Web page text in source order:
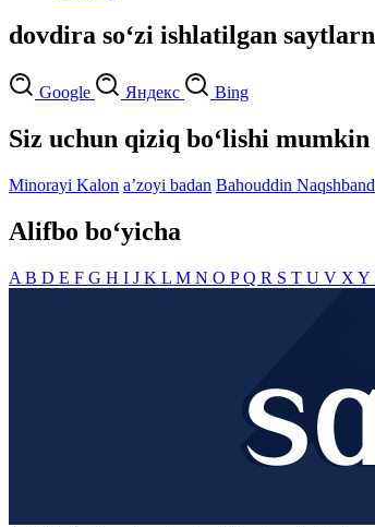
dovdira so‘zi ishlatilgan
Google Яндекс Bing
Siz uchun qiziq bo‘lishi mumkin
Minorayi Kalon aʼzoyi badan Bahouddin Naqshband
Alifbo bo‘yicha
A B D E F G H I J K L M N O PQ R S T U V X Y